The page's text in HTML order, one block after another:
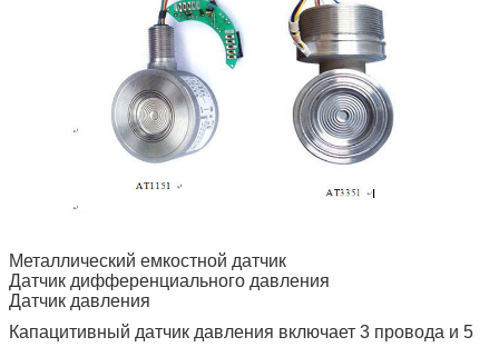
Металлический емкостной датчик
Датчик дифференциального давления
Датчик давления
Капацитивный датчик давления включает 3 провода и 5